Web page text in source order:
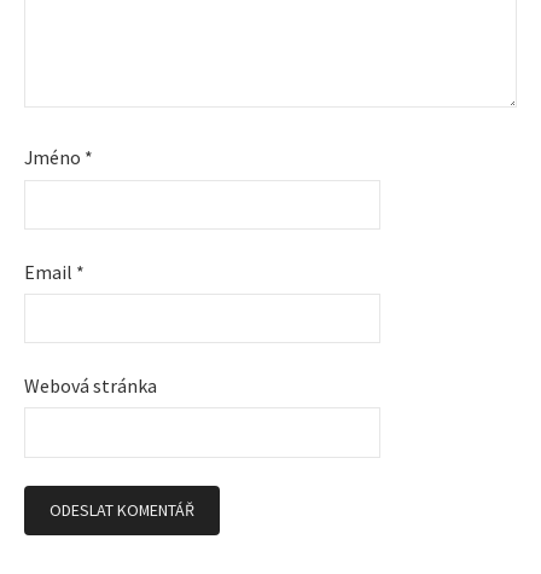
Jméno *
Email *
Webová stránka